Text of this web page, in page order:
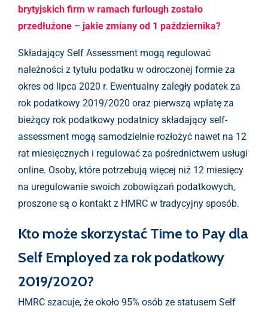
brytyjskich firm w ramach furlough zostało
przedłużone – jakie zmiany od 1 października?
Składający Self Assessment mogą regulować
należności z tytułu podatku w odroczonej formie za
okres od lipca 2020 r. Ewentualny zaległy podatek za
rok podatkowy 2019/2020 oraz pierwszą wpłatę za
bieżący rok podatkowy podatnicy składający self-
assessment mogą samodzielnie rozłożyć nawet na 12
rat miesięcznych i regulować za pośrednictwem usługi
online. Osoby, które potrzebują więcej niż 12 miesięcy
na uregulowanie swoich zobowiązań podatkowych,
proszone są o kontakt z HMRC w tradycyjny sposób.
Kto może skorzystać Time to Pay dla
Self Employed za rok podatkowy
2019/2020?
HMRC szacuje, że około 95% osób ze statusem Self